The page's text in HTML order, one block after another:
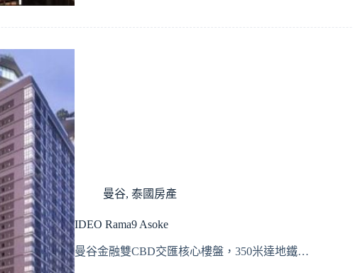
曼谷, 泰國房產
IDEO Rama9 Asoke
曼谷金融雙CBD交匯核心樓盤，350米達地鐵…